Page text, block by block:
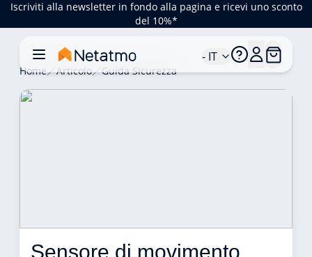
Iscriviti alla newsletter in fondo alla pagina e ricevi uno sconto
del 10%*
- IT
Home Articolo Guida Sicurezza
Sensore di movimento